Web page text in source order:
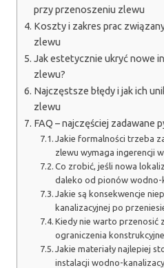
przy przenoszeniu zlewu
Koszty i zakres prac
zlewu
Jak estetycznie ukryć nowe
zlewu?
Najczęstsze błędy i jak ich
zlewu
FAQ – najczęściej zadawane
Jakie formalności trzeba
zlewu wymaga ingerencji
Co zrobić, jeśli nowa
daleko od pionów wodno-
Jakie są konsekwencje
kanalizacyjnej po
Kiedy nie warto przenosić
ograniczenia
Jakie materiały najlepiej
instalacji wodno-